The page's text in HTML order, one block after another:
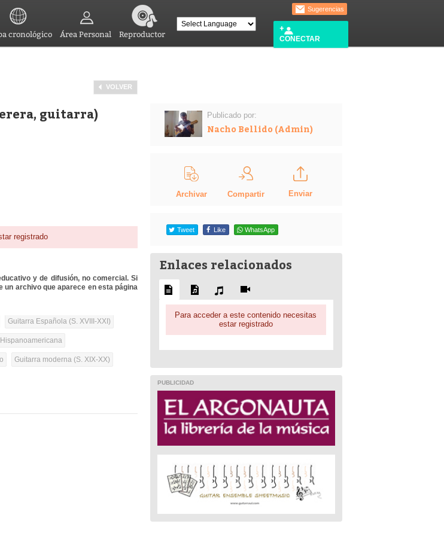
cronológico Área Personal Reproductor
Sugerencias
CONECTAR
VOLVER
guitarra)
registrado
y de difusión, no comercial. Si
archivo que aparece en esta página
Guitarra Española (S. XVIII-XXI)
Guitarra moderna (S. XIX-XX)
Publicado por:
Nacho Bellido (Admin)
Archivar Compartir Enviar
Tweet Like WhatsApp
Enlaces relacionados
Para acceder a este contenido necesitas
estar registrado
PUBLICIDAD